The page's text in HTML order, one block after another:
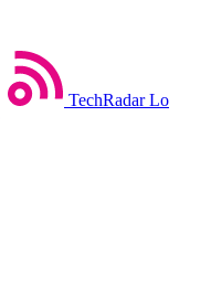
TechRadar Lo